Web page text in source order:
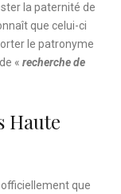
la paternité de
que celui-ci
le patronyme
« recherche de
Haute
que